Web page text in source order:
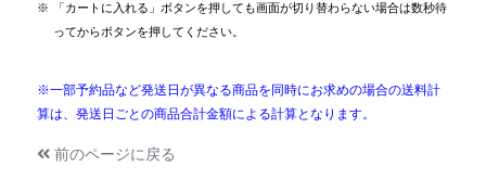
※
「カートに入れる」ボタンを押しても画面が切り替わらない場合は数秒待
ってからボタンを押してください。
※一部予約品など発送日が異なる商品を同時にお求めの場合の送料計
算は、発送日ごとの商品合計金額による計算となります。
前のページに戻る